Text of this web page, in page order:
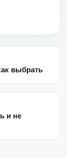
выбрать
и не